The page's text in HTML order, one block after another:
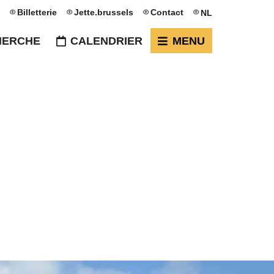
Billetterie Jette.brussels Contact NL
CALENDRIER MENU